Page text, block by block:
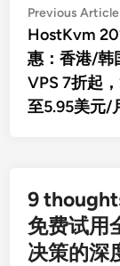
文
章
导
航
Previous Article
HostKvm
惠：香港/韩
VPS 7折起
至5.95美元/
9
免费试用
决策的深